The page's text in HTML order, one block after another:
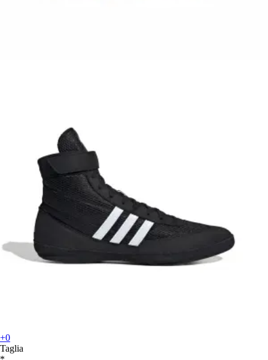
+0
Taglia